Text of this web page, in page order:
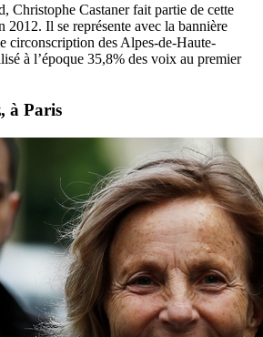
Christophe Castaner fait partie de cette
2012. Il se représente avec la bannière
circonscription des Alpes-de-Haute-
à l’époque 35,8% des voix au premier
à Paris